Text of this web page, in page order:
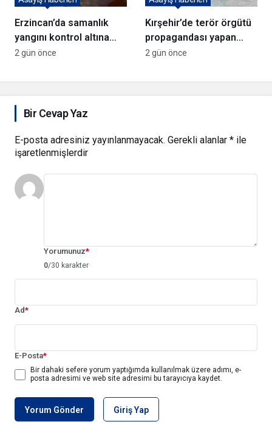
Erzincan’da samanlık
yangını kontrol altına
alındı
2 gün önce
Kırşehir’de terör örgütü
propagandası yapan
şüpheli yakalandı
2 gün önce
Bir Cevap Yaz
E-posta adresiniz yayınlanmayacak. Gerekli alanlar * ile
işaretlenmişlerdir
Yorumunuz*
0/30 karakter
Ad*
E-Posta*
Bir dahaki sefere yorum yaptığımda kullanılmak üzere adımı, e-
posta adresimi ve web site adresimi bu tarayıcıya kaydet.
Yorum Gönder Giriş Yap